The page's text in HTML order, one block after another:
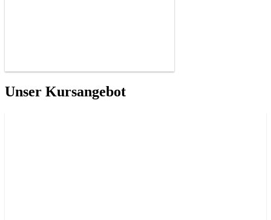
Unser Kursangebot